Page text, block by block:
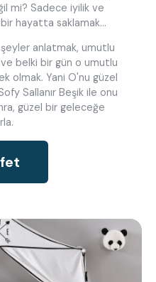
mi? Sadece iyilik ve
hayatta saklamak...
anlatmak, umutlu
belki bir gün o umutlu
olmak. Yani O'nu güzel
Sallanır Beşik ile onu
güzel bir geleceğe